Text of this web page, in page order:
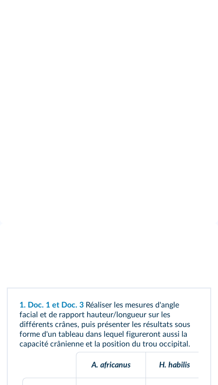
1. Doc. 1 et Doc. 3 Réaliser les mesures d'angle
facial et de rapport hauteur/longueur sur les
différents crânes, puis présenter les résultats sous
forme d'un tableau dans lequel figureront aussi la
capacité crânienne et la position du trou occipital.
A. africanus H. habilis